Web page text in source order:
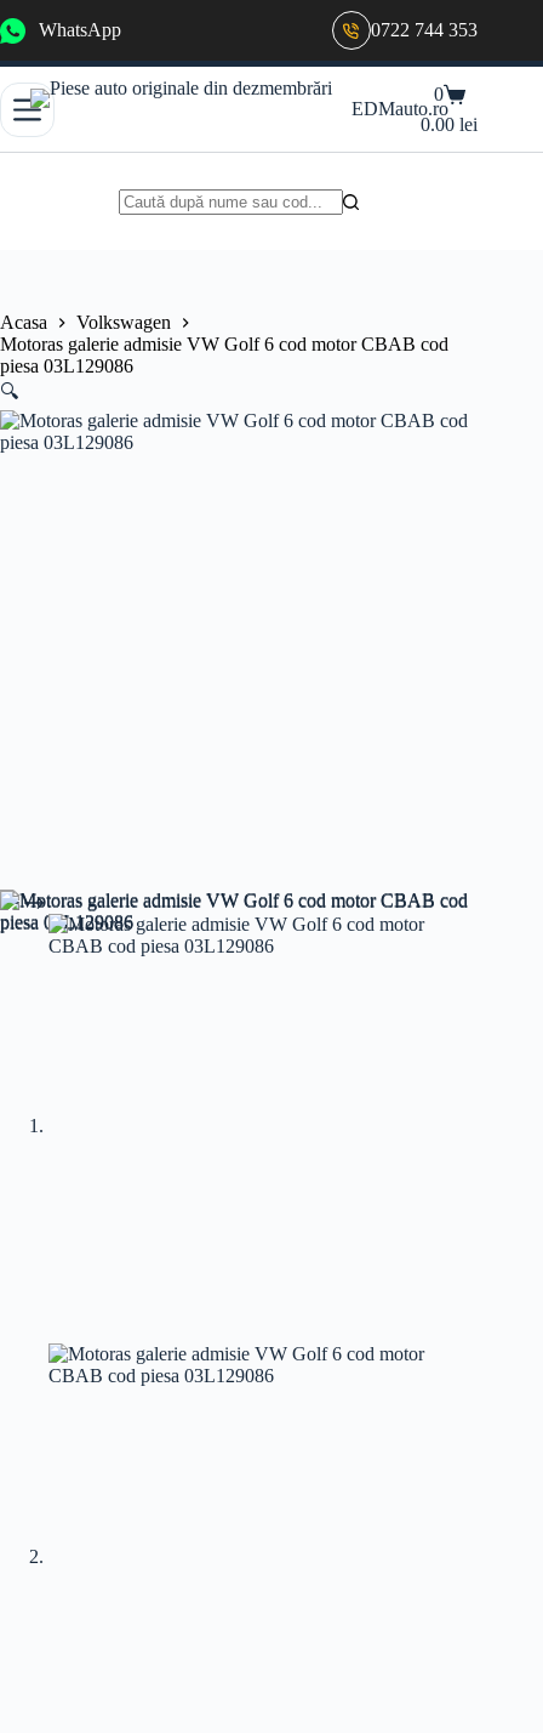
la
WhatsApp 0722 744 353
EDMauto.ro
Coș
de
cumpărături
0.00lei
0
Acasa
Volkswagen
Motoras galerie admisie VW Golf 6 cod motor CBAB cod
piesa 03L129086
🔍